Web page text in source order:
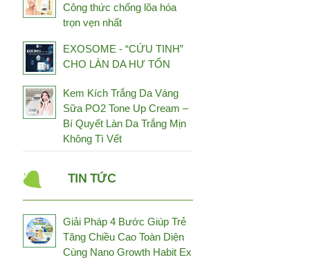
Fucoidan Umi
Fuji Health
Fujina
GCell
Genki Fami
Genosys
Germaine De Capuccini
Gold Elements
Grammer-Revit
Healthy Beauty
Heliocare
Higo Global
Công thức chống lõa hóa
trọn vẹn nhất
EXOSOME - “CỨU TINH”
CHO LÀN DA HƯ TỔN
Kem Kích Trắng Da Váng
Sữa PO2 Tone Up Cream –
Bí Quyết Làn Da Trắng Mịn
Không Tì Vết
TIN TỨC
Giải Pháp 4 Bước Giúp Trẻ
Tăng Chiều Cao Toàn Diện
Cùng Nano Growth Habit Ex